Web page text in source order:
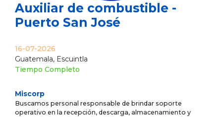
Auxiliar de combustible -
Puerto San José
16-07-2026
Guatemala, Escuintla
Tiempo Completo
Miscorp
Buscamos personal responsable de brindar soporte
operativo en la recepción, descarga, almacenamiento y